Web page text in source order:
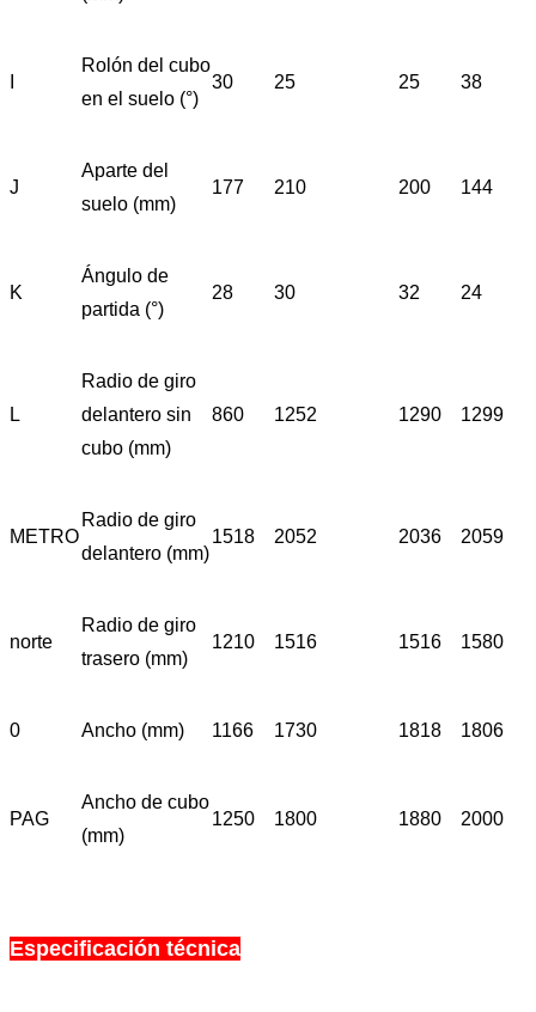
Rolón del cubo
en el suelo (°)
30 25 25 38
J
Aparte del
suelo (mm)
177 210 200 144
K
Ángulo de
partida (°)
28 30 32 24
L
Radio de giro
delantero sin
cubo (mm)
860 1252 1290 1299
METRO
Radio de giro
delantero (mm)
1518 2052 2036 2059
norte
Radio de giro
trasero (mm)
1210 1516 1516 1580
0 Ancho (mm) 1166 1730 1818 1806
PAG
Ancho de cubo
(mm)
1250 1800 1880 2000
Especificación técnica